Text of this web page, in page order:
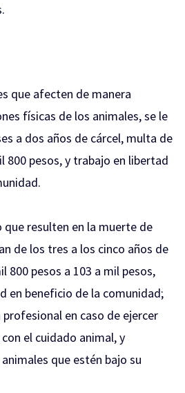
que afecten de manera
físicas de los animales, se le
a dos años de cárcel, multa de
800 pesos, y trabajo en libertad
resulten en la muerte de
de los tres a los cinco años de
800 pesos a 103 a mil pesos,
en beneficio de la comunidad;
en caso de ejercer
el cuidado animal, y
que estén bajo su